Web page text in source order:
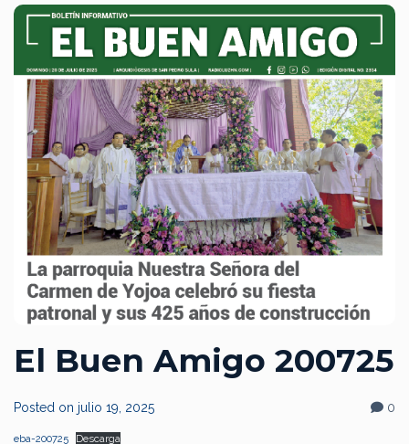
El Buen Amigo 200725
Posted on julio 19, 2025 0
eba-200725 Descarga